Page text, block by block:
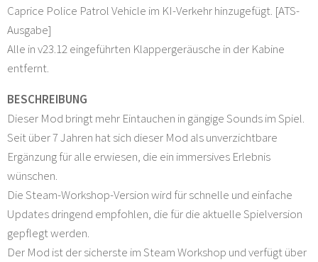
Caprice Police Patrol Vehicle im KI-Verkehr hinzugefügt. [ATS-
Ausgabe]
Alle in v23.12 eingeführten Klappergeräusche in der Kabine
entfernt.
BESCHREIBUNG
Dieser Mod bringt mehr Eintauchen in gängige Sounds im Spiel.
Seit über 7 Jahren hat sich dieser Mod als unverzichtbare
Ergänzung für alle erwiesen, die ein immersives Erlebnis
wünschen.
Die Steam-Workshop-Version wird für schnelle und einfache
Updates dringend empfohlen, die für die aktuelle Spielversion
gepflegt werden.
Der Mod ist der sicherste im Steam Workshop und verfügt über